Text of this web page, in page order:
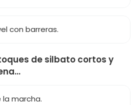
con barreras.
de silbato cortos y
la marcha.